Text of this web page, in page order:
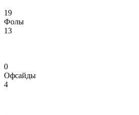
19
Фолы
13
0
Офсайды
4